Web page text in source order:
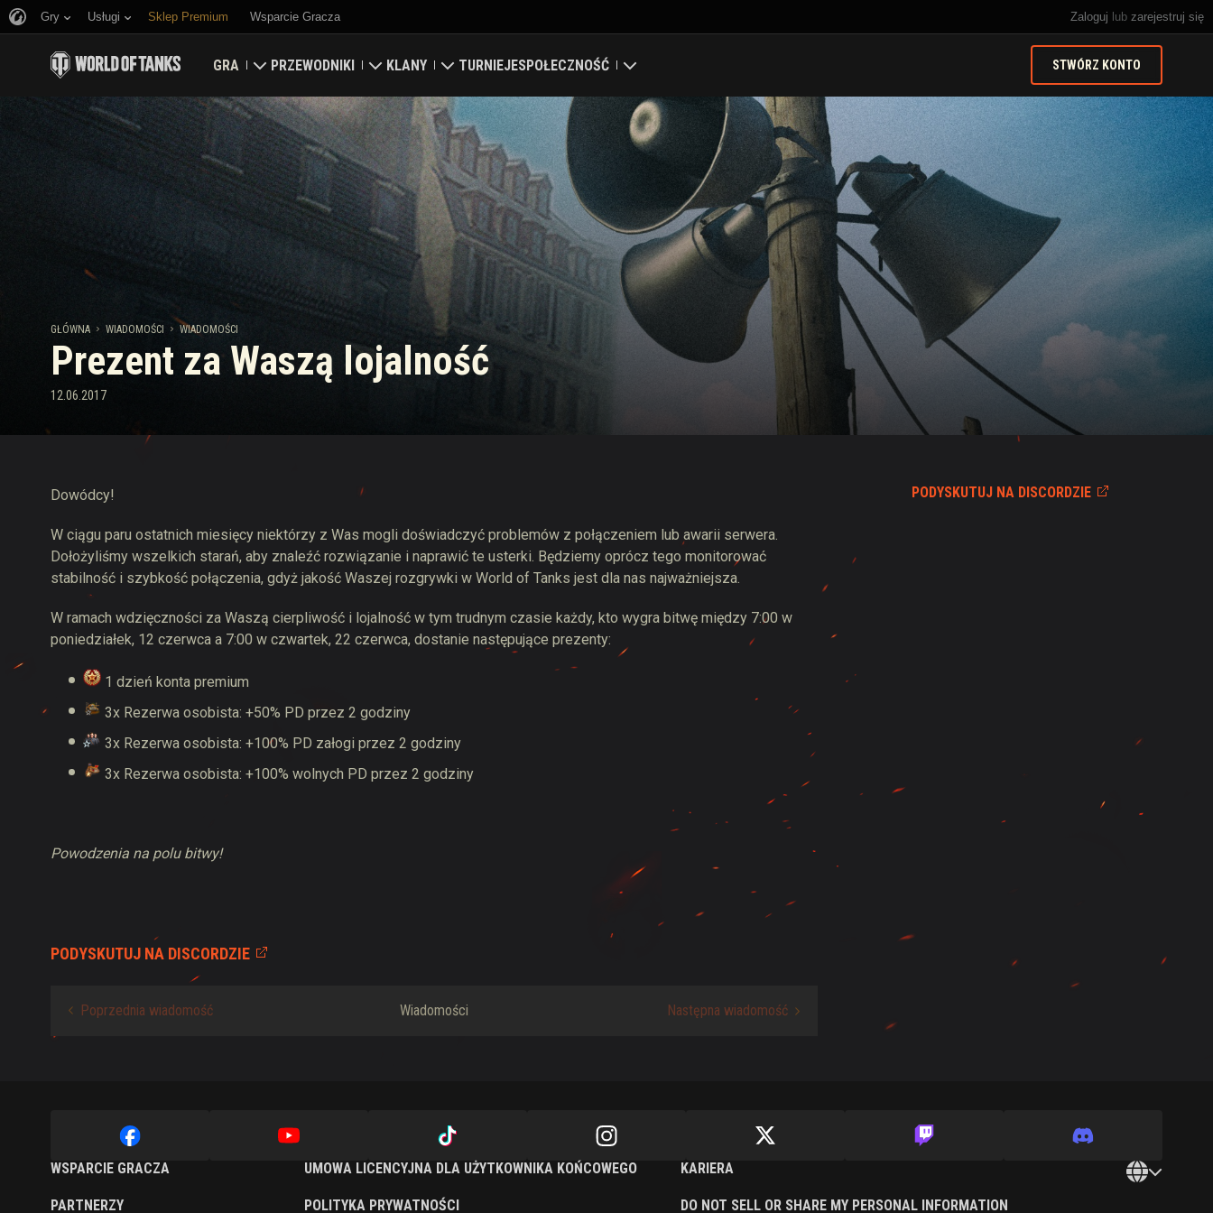
Zaloguj lub zarejestruj się
Gry Usługi Sklep Premium Wsparcie Gracza
GRA
Pobierz teraz
Odbierz kody bonusowe
Wiadomości
Rankingi
Aktualizacje
Czołgopedia
PRZEWODNIKI
Przewodnik nowicjusza
Przewodnik ogólny
Ekonomia gry
Zabezpieczenie konta
Osiągnięcia
Zasady fair play
KLANY
Twierdza
Mapa globalna
Klasyfikacja klanów
TURNIEJESPOŁECZNOŚĆ
Mój profil
Wyszukaj graczy
Zwerbuj znajomego
Discord
Centrum modów
Media
STWÓRZ KONTO
GŁÓWNA WIADOMOŚCI WIADOMOŚCI
Prezent za Waszą lojalność
12.06.2017
PODYSKUTUJ NA DISCORDZIE
Dowódcy!
W ciągu paru ostatnich miesięcy niektórzy z Was mogli doświadczyć problemów z połączeniem lub awarii serwera.
Dołożyliśmy wszelkich starań, aby znaleźć rozwiązanie i naprawić te usterki. Będziemy oprócz tego monitorować
stabilność i szybkość połączenia, gdyż jakość Waszej rozgrywki w World of Tanks jest dla nas najważniejsza.
W ramach wdzięczności za Waszą cierpliwość i lojalność w tym trudnym czasie każdy, kto wygra bitwę między 7:00 w
poniedziałek, 12 czerwca a 7:00 w czwartek, 22 czerwca, dostanie następujące prezenty:
1 dzień konta premium
3x Rezerwa osobista: +50% PD przez 2 godziny
3x Rezerwa osobista: +100% PD załogi przez 2 godziny
3x Rezerwa osobista: +100% wolnych PD przez 2 godziny
Powodzenia na polu bitwy!
PODYSKUTUJ NA DISCORDZIE
Poprzednia wiadomość Wiadomości Następna wiadomość
WSPARCIE GRACZA
PARTNERZY
UMOWA LICENCYJNA DLA UŻYTKOWNIKA KOŃCOWEGO
POLITYKA PRYWATNOŚCI
KARIERA
DO NOT SELL OR SHARE MY PERSONAL INFORMATION